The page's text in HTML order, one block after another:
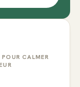
CALMER